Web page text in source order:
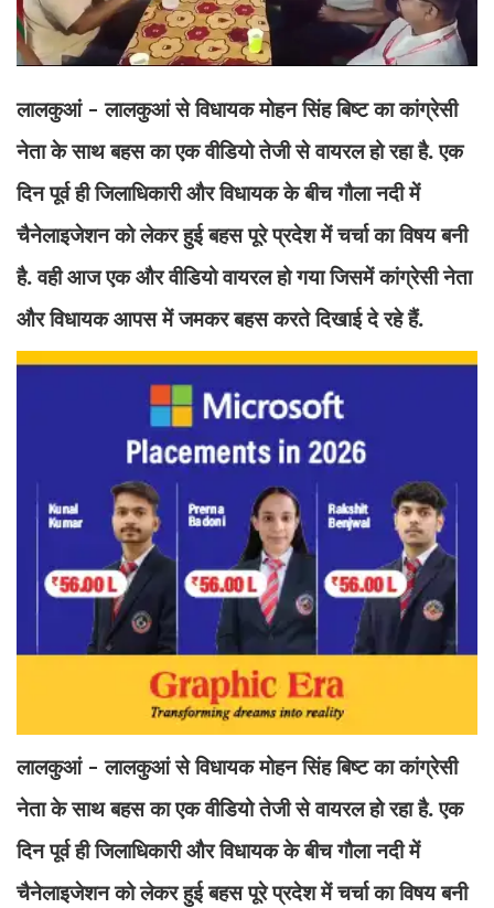
लालकुआं - लालकुआं से विधायक मोहन सिंह बिष्ट का कांग्रेसी
नेता के साथ बहस का एक वीडियो तेजी से वायरल हो रहा है. एक
दिन पूर्व ही जिलाधिकारी और विधायक के बीच गौला नदी में
चैनेलाइजेशन को लेकर हुई बहस पूरे प्रदेश में चर्चा का विषय बनी
है. वही आज एक और वीडियो वायरल हो गया जिसमें कांग्रेसी नेता
और विधायक आपस में जमकर बहस करते दिखाई दे रहे हैं.
लालकुआं - लालकुआं से विधायक मोहन सिंह बिष्ट का कांग्रेसी
नेता के साथ बहस का एक वीडियो तेजी से वायरल हो रहा है. एक
दिन पूर्व ही जिलाधिकारी और विधायक के बीच गौला नदी में
चैनेलाइजेशन को लेकर हुई बहस पूरे प्रदेश में चर्चा का विषय बनी